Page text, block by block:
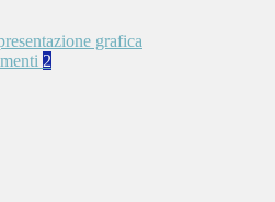
grafica
2